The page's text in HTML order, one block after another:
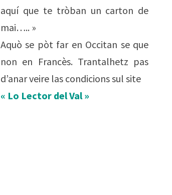
aquí que te tròban un carton de
mai….. »
Aquò se pòt far en Occitan se que
non en Francès. Trantalhetz pas
d’anar veire las condicions sul site
« Lo Lector del Val »